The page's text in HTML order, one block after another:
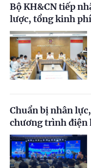
Bộ KH&CN tiếp
lược, tổng kinh
Chuẩn bị nhân
chương trình điện